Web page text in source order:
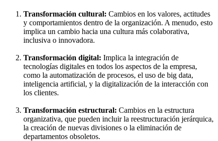
Transformación cultural: Cambios en los valores, actitudes
y comportamientos dentro de la organización. A menudo, esto
implica un cambio hacia una cultura más colaborativa,
inclusiva o innovadora.
Transformación digital: Implica la integración de
tecnologías digitales en todos los aspectos de la empresa,
como la automatización de procesos, el uso de big data,
inteligencia artificial, y la digitalización de la interacción con
los clientes.
Transformación estructural: Cambios en la estructura
organizativa, que pueden incluir la reestructuración jerárquica,
la creación de nuevas divisiones o la eliminación de
departamentos obsoletos.